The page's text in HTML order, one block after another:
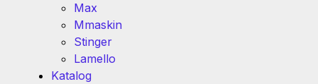
Max
Mmaskin
Stinger
Lamello
Katalog